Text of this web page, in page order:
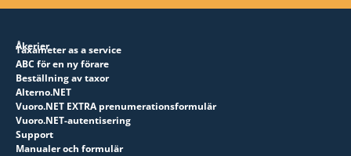
Åkerier
Taxameter as a service
ABC för en ny förare
Beställning av taxor
Alterno.NET
Vuoro.NET EXTRA prenumerationsformulär
Vuoro.NET-autentisering
Support
Manualer och formulär